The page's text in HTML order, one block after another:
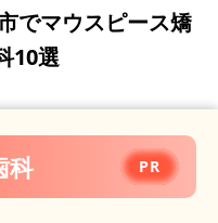
科・矯正歯科クリニ
リーズクリニック
歯科・矯正歯科クリ
でマウスピース矯
10選
科